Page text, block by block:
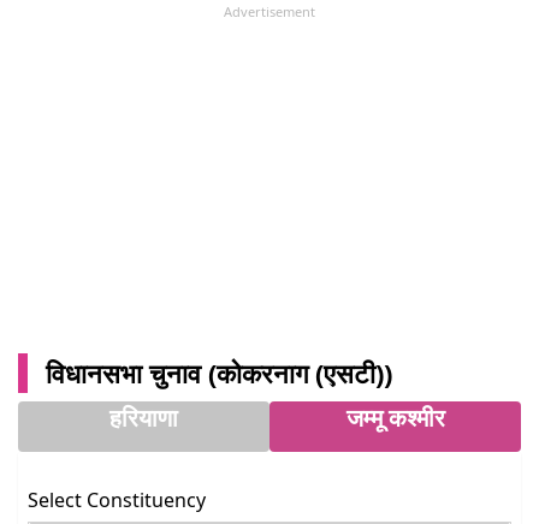
Advertisement
विधानसभा चुनाव (कोकरनाग (एसटी))
हरियाणा जम्मू कश्मीर
Select Constituency